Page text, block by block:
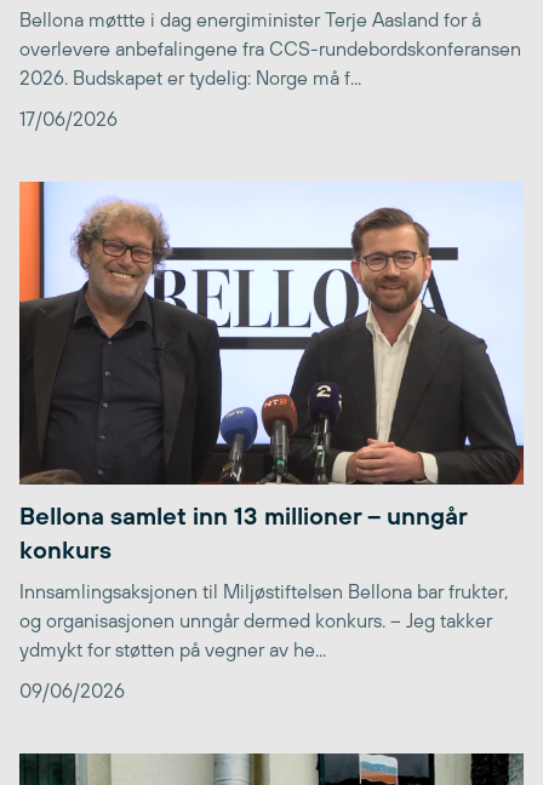
Bellona møttte i dag energiminister Terje Aasland for å
overlevere anbefalingene fra CCS-rundebordskonferansen
2026. Budskapet er tydelig: Norge må f...
17/06/2026
Bellona samlet inn 13 millioner – unngår
konkurs
Innsamlingsaksjonen til Miljøstiftelsen Bellona bar frukter,
og organisasjonen unngår dermed konkurs. – Jeg takker
ydmykt for støtten på vegner av he...
09/06/2026